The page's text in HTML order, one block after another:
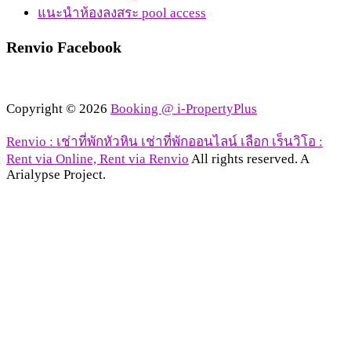
แนะนำห้องลงสระ pool access
Renvio Facebook
Copyright © 2026 Booking @ i-PropertyPlus
Renvio : เช่าที่พักหัวหิน เช่าที่พักออนไลน์ เลือก เร็นวิโอ :
Rent via Online, Rent via Renvio All rights reserved. A
Arialypse Project.